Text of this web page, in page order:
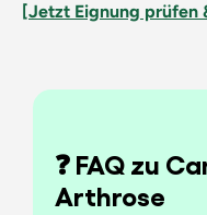
[Jetzt Eignung prüfen
❓ FAQ zu
Arthrose